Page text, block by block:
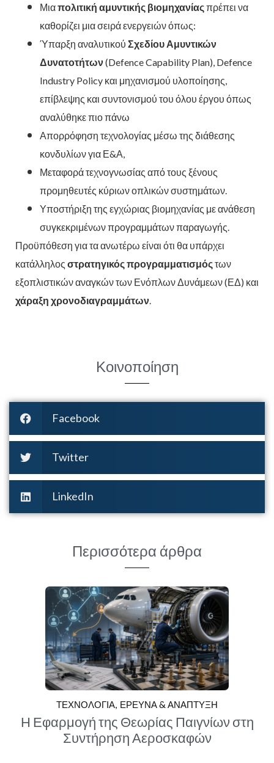
Μιαπολιτική αμυντικής βιομηχανίαςπρέπει να
καθορίζει μια σειρά ενεργειών όπως:
Ύπαρξη αναλυτικού Σχεδίου Αμυντικών
Δυνατοτήτων(Defence Capability Plan), Defence
Industry Policy και μηχανισμού υλοποίησης,
επίβλεψης και συντονισμού του όλου έργου όπως
αναλύθηκε πιο πάνω
Απορρόφηση τεχνολογίας μέσω της διάθεσης
κονδυλίων για Ε&Α,
Μεταφορά τεχνογνωσίας από τους ξένους
προμηθευτές κύριων οπλικών συστημάτων.
Υποστήριξη της εγχώριας βιομηχανίας με ανάθεση
συγκεκριμένων προγραμμάτων παραγωγής.
Προϋπόθεση για τα ανωτέρω είναι ότι θα υπάρχει
κατάλληλος στρατηγικός προγραμματισμόςτων
εξοπλιστικών αναγκών των Ενόπλων Δυνάμεων (ΕΔ) και
χάραξη χρονοδιαγραμμάτων
Κοινοποίηση
Facebook
Twitter
LinkedIn
Περισσότερα άρθρα
ΤΕΧΝΟΛΟΓΙΑ ΕΡΕΥΝΑ & ΑΝΑΠΤΥΞΗ
Η Εφαρμογή της Θεωρίας Παιγνίων στη
Συντήρηση Αεροσκαφών